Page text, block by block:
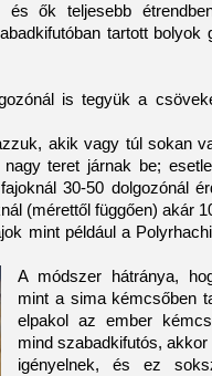
ők teljesebb
tartott bolyok
is tegyük a
akik vagy túl sokan
teret járnak be;
30-50 dolgozónál
(mérettől függően) akár
mint például a
A módszer hátránya,
mint a sima kémcsőben
elpakol az ember
mind szabadkifutós,
igényelnek, és ez